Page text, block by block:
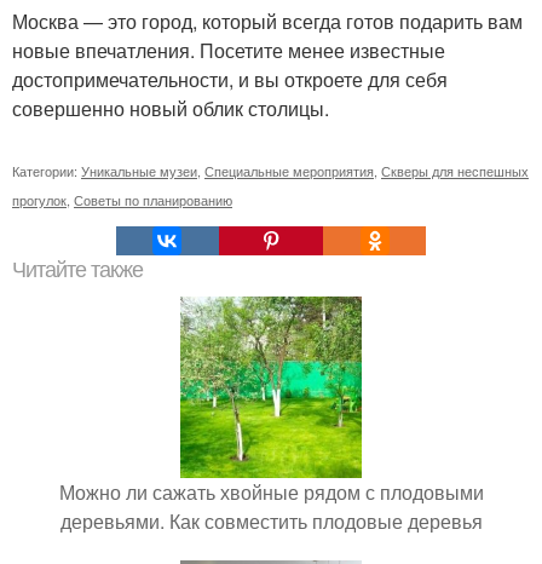
Москва — это город, который всегда готов подарить вам
новые впечатления. Посетите менее известные
достопримечательности, и вы откроете для себя
совершенно новый облик столицы.
Категории: Уникальные музеи Специальные мероприятия Скверы для неспешных
прогулок Советы по планированию
Читайте также
Можно ли сажать хвойные рядом с плодовыми
деревьями. Как совместить плодовые деревья